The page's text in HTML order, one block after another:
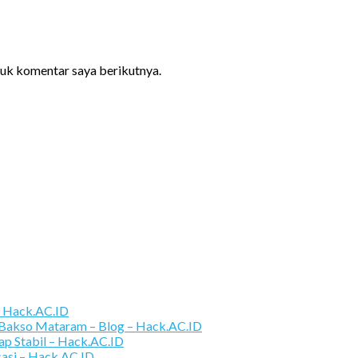
komentar saya berikutnya.
Hack.AC.ID
Mataram – Blog – Hack.AC.ID
Stabil – Hack.AC.ID